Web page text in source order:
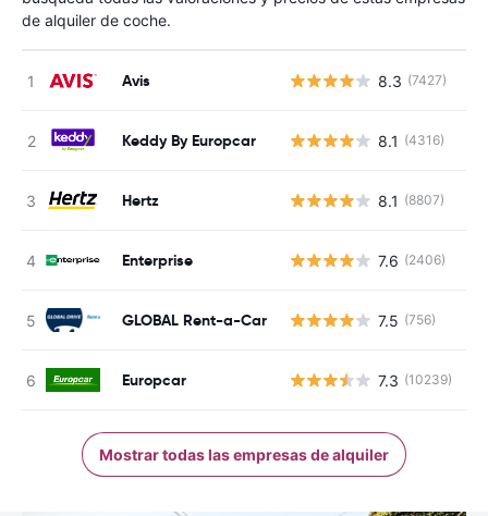
de alquiler de coche.
Avis 8.3 (7427)
Keddy By Europcar 8.1 (4316)
Hertz 8.1 (8807)
Enterprise 7.6 (2406)
GLOBAL Rent-a-Car 7.5 (756)
Europcar 7.3 (10239)
Mostrar todas las empresas de alquiler